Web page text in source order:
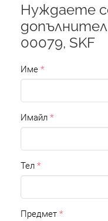
Нуждаете
00079, SKF
Име
Имайл
Тел
Предмет